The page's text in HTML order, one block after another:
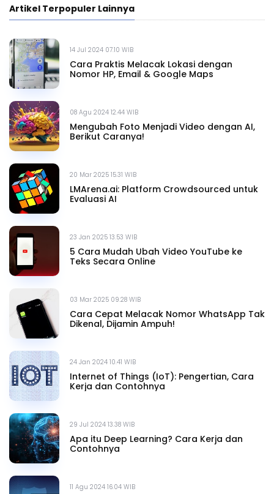
Artikel Terpopuler Lainnya
14 Jul 2024 07.10 WIB
Cara Praktis Melacak Lokasi dengan
Nomor HP, Email & Google Maps
08 Agu 2024 12.44 WIB
Mengubah Foto Menjadi Video dengan AI,
Berikut Caranya!
20 Mar 2025 15.31 WIB
LMArena.ai: Platform Crowdsourced untuk
Evaluasi AI
23 Jan 2025 13.53 WIB
5 Cara Mudah Ubah Video YouTube ke
Teks Secara Online
03 Mar 2025 09.28 WIB
Cara Cepat Melacak Nomor WhatsApp Tak
Dikenal, Dijamin Ampuh!
24 Jan 2024 10.41 WIB
Internet of Things (IoT): Pengertian, Cara
Kerja dan Contohnya
29 Jul 2024 13.38 WIB
Apa itu Deep Learning? Cara Kerja dan
Contohnya
11 Agu 2024 16.04 WIB